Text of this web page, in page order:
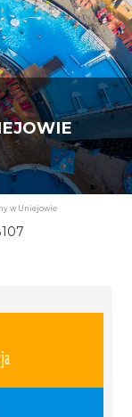
w Uniejowie